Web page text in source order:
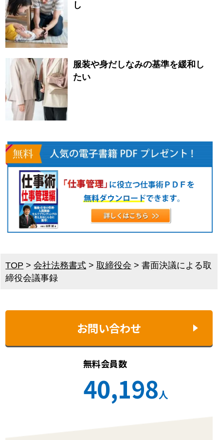
し
服装や身だしなみの基準を緩和し
たい
TOP >会社法務書式 >取締役会 >書面決議による取
締役会議事録
お問い合わせ
無料会員数
40,198人